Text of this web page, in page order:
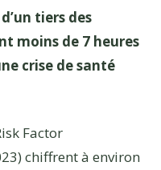
tiers des
moins de 7 heures
crise de santé
Factor
chiffrent à environ